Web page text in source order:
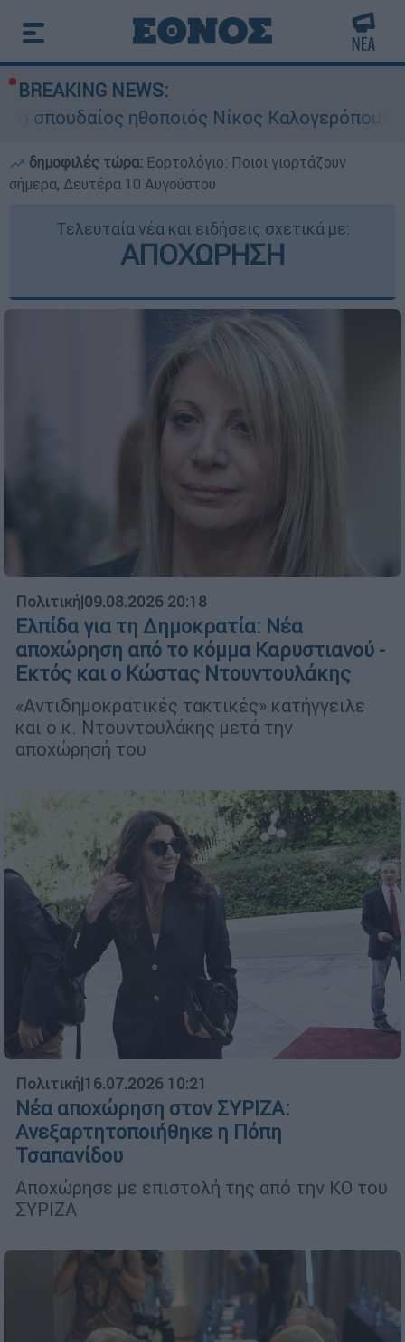
BREAKING NEWS:
ηθοποιός Νίκος Καλογερόπουλος
δημοφιλές τώρα: Εορτολόγιο: Ποιοι γιορτάζουν
σήμερα, Δευτέρα 10 Αυγούστου
Τελευταία νέα και ειδήσεις σχετικά με:
ΑΠΟΧΩΡΗΣΗ
Πολιτική|09.08.2026 20:18
Ελπίδα για τη Δημοκρατία: Νέα
αποχώρηση από το κόμμα Καρυστιανού -
Εκτός και ο Κώστας Ντουντουλάκης
«Αντιδημοκρατικές τακτικές» κατήγγειλε
και ο κ. Ντουντουλάκης μετά την
αποχώρησή του
Πολιτική|16.07.2026 10:21
Νέα αποχώρηση στον ΣΥΡΙΖΑ:
Ανεξαρτητοποιήθηκε η Πόπη
Τσαπανίδου
Αποχώρησε με επιστολή της από την ΚΟ του
ΣΥΡΙΖΑ